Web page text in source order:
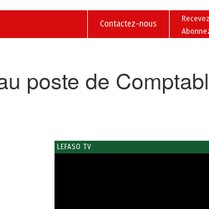
Contactez-nous
poste de
LEFASO TV